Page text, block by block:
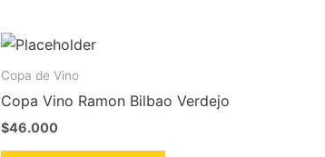
Copa de Vino
Copa Vino Ramon Bilbao Verdejo
$46.000